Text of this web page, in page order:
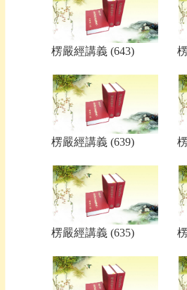
楞嚴經講義 (643)
楞嚴經講義 (639)
楞嚴經講義 (635)